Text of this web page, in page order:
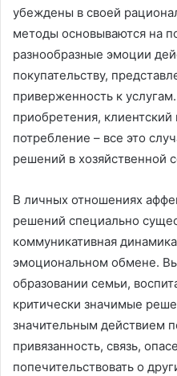
убеждены в своей
методы основываются на
разнообразные эмоции
покупательству,
приверженность к
приобретения,
потребление – все это
решений в хозяйственной
В личных отношениях
решений специально
коммуникативная
эмоциональном обмене.
образовании семьи,
критически значимые
значительным действием
привязанность, связь,
попечительствовать о